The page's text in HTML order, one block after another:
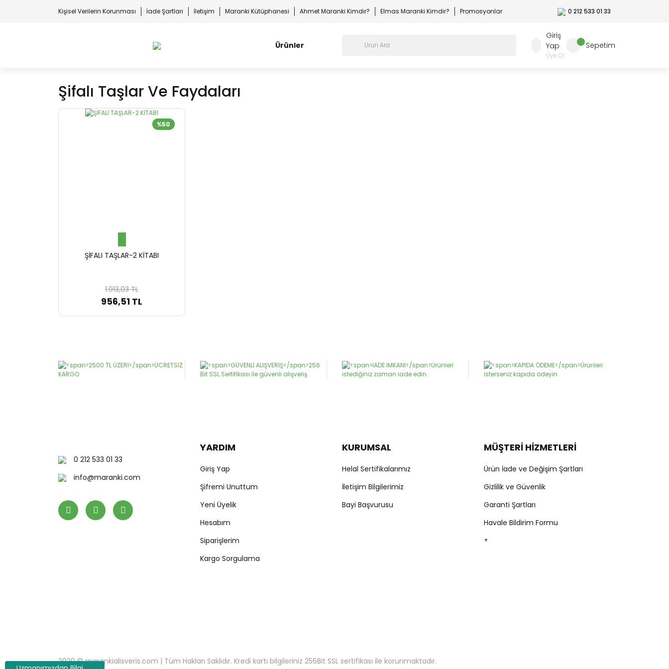
Kişisel Verilerin Korunması İade Şartları İletişim Maranki Kütüphanesi Ahmet Maranki Kimdir? Elmas Maranki Kimdir? Promosyonlar 0 212 533 01 33
Ürünler
Giriş
Yap
Üye Ol
Sepetim
Şifalı Taşlar Ve Faydaları
%50
ŞİFALI TAŞLAR-2 KİTABI
1.913,03 TL
956,51 TL
0 212 533 01 33
info@maranki.com
YARDIM
Giriş Yap
Şifremi Unuttum
Yeni Üyelik
Hesabım
Siparişlerim
Kargo Sorgulama
KURUMSAL
Helal Sertifikalarımız
İletişim Bilgilerimiz
Bayi Başvurusu
MÜŞTERİ HİZMETLERİ
Ürün İade ve Değişim Şartları
Gizlilik ve Güvenlik
Garanti Şartları
Havale Bildirim Formu
+
2020 © marankialisveris.com | Tüm Hakları Saklıdır. Kredi kartı bilgileriniz 256Bit SSL sertifikası ile korunmaktadır.